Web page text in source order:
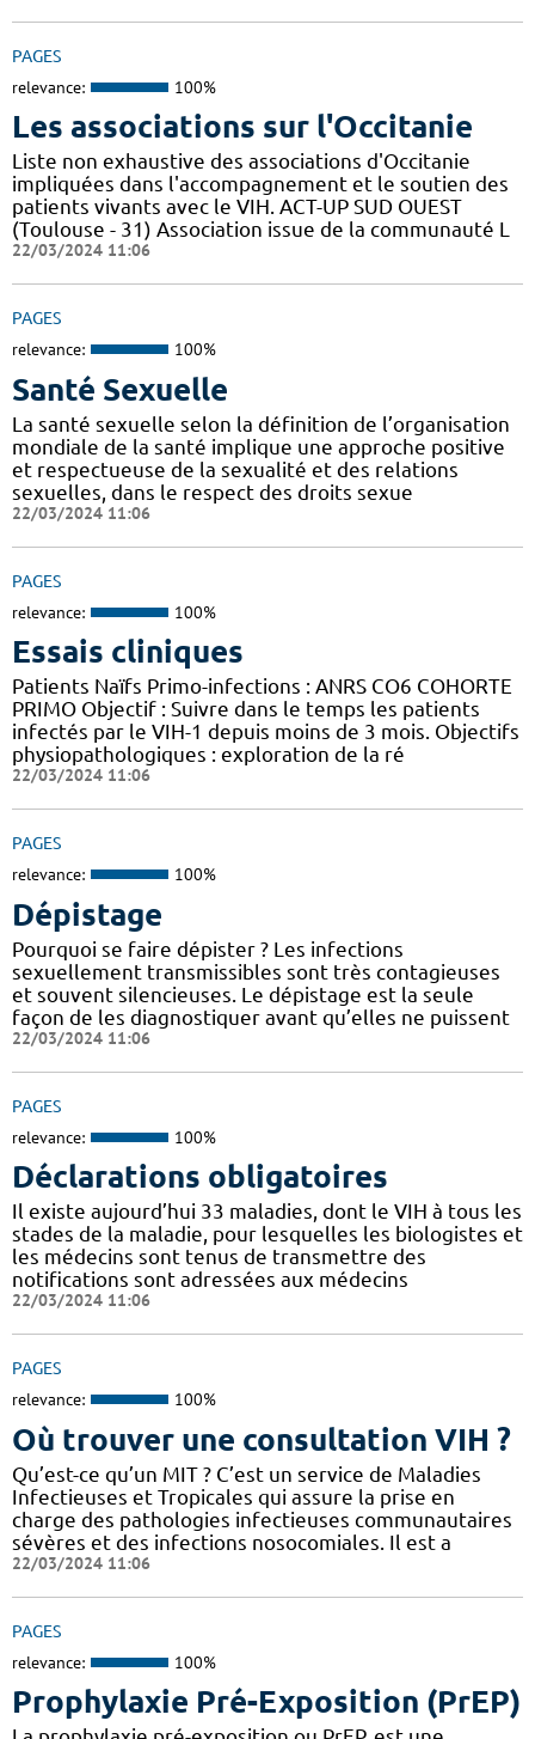
PAGES
relevance: 100%
Les associations sur l'Occitanie
Liste non exhaustive des associations d'Occitanie
impliquées dans l'accompagnement et le soutien des
patients vivants avec le VIH. ACT-UP SUD OUEST
(Toulouse - 31) Association issue de la communauté L
22/03/2024 11:06
PAGES
relevance: 100%
Santé Sexuelle
La santé sexuelle selon la définition de l’organisation
mondiale de la santé implique une approche positive
et respectueuse de la sexualité et des relations
sexuelles, dans le respect des droits sexue
22/03/2024 11:06
PAGES
relevance: 100%
Essais cliniques
Patients Naïfs Primo-infections : ANRS CO6 COHORTE
PRIMO Objectif : Suivre dans le temps les patients
infectés par le VIH-1 depuis moins de 3 mois. Objectifs
physiopathologiques : exploration de la ré
22/03/2024 11:06
PAGES
relevance: 100%
Dépistage
Pourquoi se faire dépister ? Les infections
sexuellement transmissibles sont très contagieuses
et souvent silencieuses. Le dépistage est la seule
façon de les diagnostiquer avant qu’elles ne puissent
22/03/2024 11:06
PAGES
relevance: 100%
Déclarations obligatoires
Il existe aujourd’hui 33 maladies, dont le VIH à tous les
stades de la maladie, pour lesquelles les biologistes et
les médecins sont tenus de transmettre des
notifications sont adressées aux médecins
22/03/2024 11:06
PAGES
relevance: 100%
Où trouver une consultation VIH ?
Qu’est-ce qu’un MIT ? C’est un service de Maladies
Infectieuses et Tropicales qui assure la prise en
charge des pathologies infectieuses communautaires
sévères et des infections nosocomiales. Il est a
22/03/2024 11:06
PAGES
relevance: 100%
Prophylaxie Pré-Exposition (PrEP)